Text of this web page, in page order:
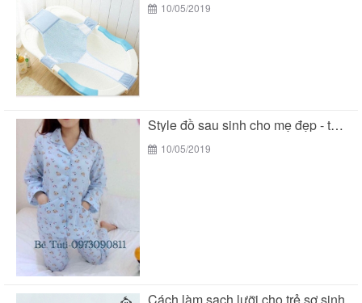
10/05/2019
Style đồ sau sinh cho mẹ đẹp - tiện...
10/05/2019
Cách làm sạch lưỡi cho trẻ sơ sinh